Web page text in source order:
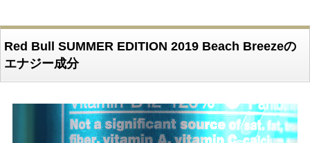
Red Bull SUMMER EDITION 2019 Beach Breezeの
エナジー成分